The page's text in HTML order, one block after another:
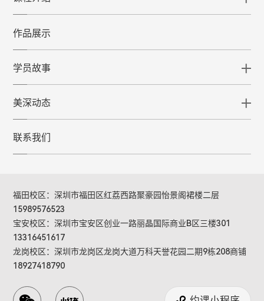
作品展示
学员故事
美深动态
联系我们
福田校区：深圳市福田区红荔西路聚豪园怡景阁裙楼二层
15989576523
宝安校区：深圳市宝安区创业一路丽晶国际商业B区三楼301
13316451617
龙岗校区：深圳市龙岗区龙岗大道万科天誉花园二期9栋208商铺
18927418790